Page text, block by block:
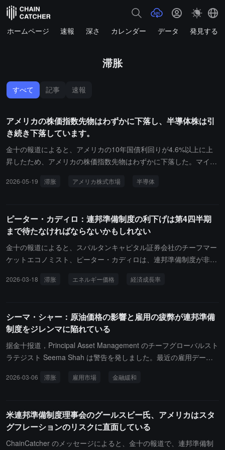
ホームページ 速報 深さ カレンダー データ 発見する
滞胀
すべて 記事 速報
アメリカの株価指数先物はわずかに下落し、半導体株は引
き続き下落しています。
金十の報道によると、アメリカの10年国債利回りが4.6%以上に上
昇したため、アメリカの株価指数先物はわずかに下落した。マイク
導体株は、前場で下落を続けている。もしS&P 500指数が今日も下
資意欲を弱めている。ヤーデニリサーチの社長エド・ヤーデニは、
スタグフレーション的なマクロ経済環境が株式市場のパフォーマン
スを妨げるとは限らないと述べており、企業が依然として利益率を
向上させることが前提であると指摘している。
2026-05-19 滞胀 アメリカ株式市場 半導体
ピーター・カディロ：連邦準備制度の利下げは第4四半期
まで待たなければならないかもしれない
金十の報道によると、スパルタンキャピタル証券会社のチーフマー
ケットエコノミスト、ピーター・カディロは、連邦準備制度が非常
ない可能性があると述べています。これはエネルギー価格の動向に
時にインフレ率も高くなり、スタグフレーションの状況を形成する
ことになります。
2026-03-18 滞胀 エネルギー価格 経済成長率
シーマ・シャー：原油価格の影響と雇用の疲弊が連邦準備
制度をジレンマに陥れている
据金十报道，Principal Asset Management のチーフグローバルスト
ラテジスト Seema Shah は警告を発しました。最近の雇用データ
ります。雇用市場の冷却は経済リスクの上昇を示唆していますが、
ン傾向の出現は市場にとって不安な展開であると述べました。
2026-03-06 滞胀 雇用市場 金融緩和
米連邦準備制度理事会のグールスビー氏、アメリカはスタ
グフレーションのリスクに直面している
ChainCatcher のメッセージによると、金十の報道で、連邦準備制